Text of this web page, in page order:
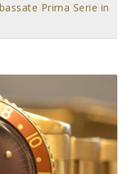
Prima Serie in